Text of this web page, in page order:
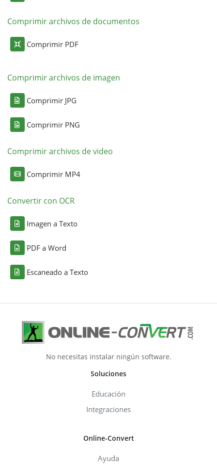
Comprimir archivos de documentos
Comprimir PDF
Comprimir archivos de imagen
Comprimir JPG
Comprimir PNG
Comprimir archivos de video
Comprimir MP4
Convertir con OCR
Imagen a Texto
PDF a Word
Escaneado a Texto
No necesitas instalar ningún software.
Soluciones
Educación
Integraciones
Online-Convert
Ayuda